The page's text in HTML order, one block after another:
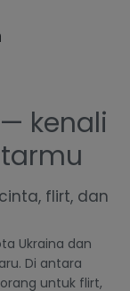
kenali
flirt, dan
Ukraina dan
Di antara
untuk flirt,